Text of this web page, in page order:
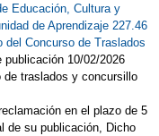
Educación, Cultura y
de Aprendizaje 227.46
Concurso de Traslados
publicación 10/02/2026
de traslados y concursillo
en el plazo de 5
de su publicación, Dicho